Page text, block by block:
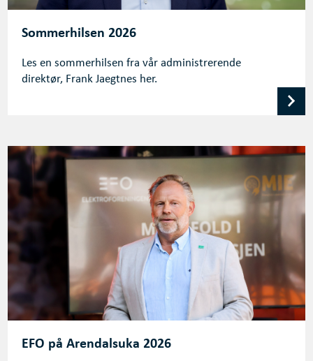
Sommerhilsen 2026
Les en sommerhilsen fra vår administrerende
direktør, Frank Jaegtnes her.
EFO på Arendalsuka 2026